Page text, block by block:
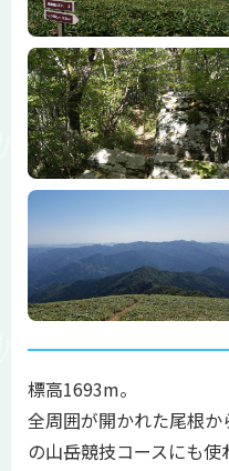
標高1693m。
全周囲が開かれた尾根
の山岳競技コースにも使